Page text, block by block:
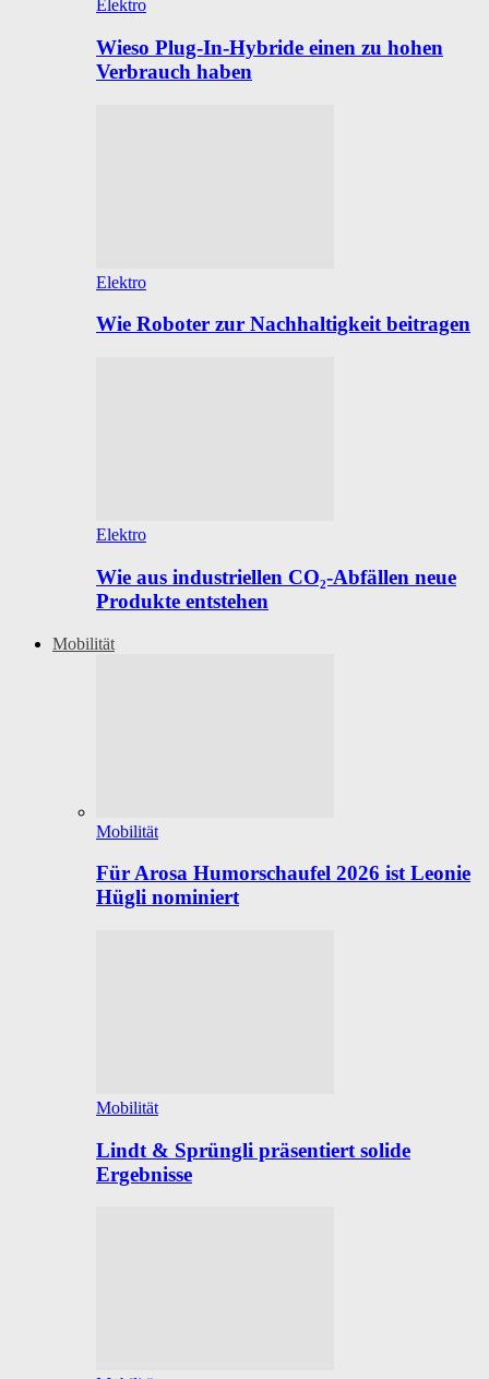
Elektro
Wieso Plug-In-Hybride einen zu hohen
Verbrauch haben
Elektro
Wie Roboter zur Nachhaltigkeit beitragen
Elektro
Wie aus industriellen CO₂-Abfällen neue
Produkte entstehen
Mobilität
Mobilität
Für Arosa Humorschaufel 2026 ist Leonie
Hügli nominiert
Mobilität
Lindt & Sprüngli präsentiert solide
Ergebnisse